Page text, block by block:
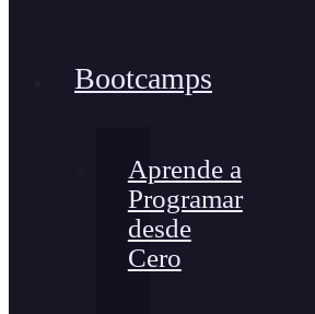
Bootcamps
Aprende a
Programar
desde
Cero